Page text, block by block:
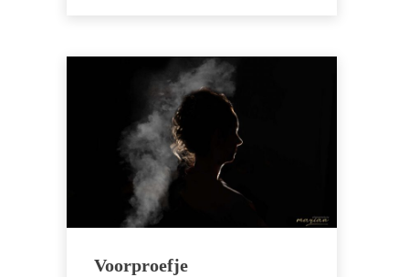
Voorproefje